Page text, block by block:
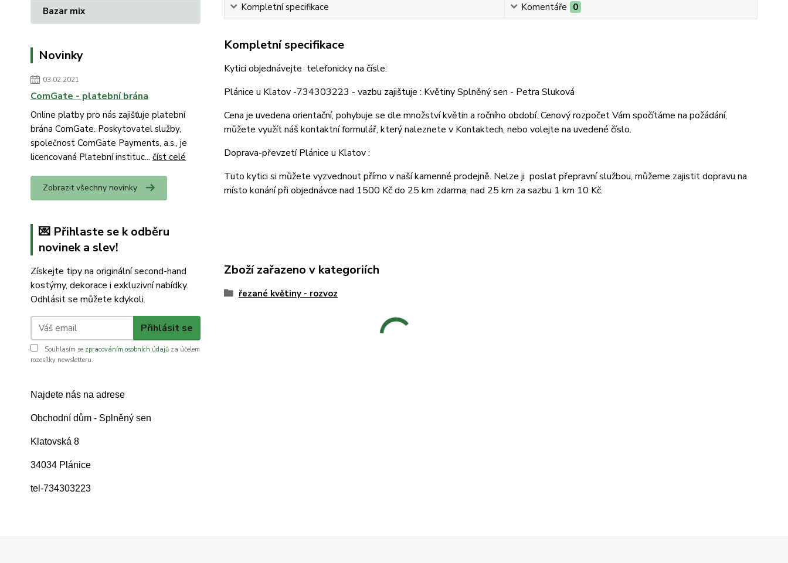
Bazar mix
Novinky
03.02.2021
ComGate - platební brána
Online platby pro nás zajišťuje platební
brána ComGate. Poskytovatel služby,
společnost ComGate Payments, a.s., je
licencovaná Platební instituc... číst celé
Zobrazit všechny novinky
💌 Přihlaste se k odběru
novinek a slev!
Získejte tipy na originální second-hand
kostýmy, dekorace i exkluzivní nabídky.
Odhlásit se můžete kdykoli.
Přihlásit se
Souhlasím se zpracováním osobních údajů za účelem
rozesílky newsletteru.
Najdete nás na adrese
Obchodní dům - Splněný sen
Klatovská 8
34034 Plánice
tel-734303223
Kompletní specifikace Komentáře 0
Kompletní specifikace
Kytici objednávejte telefonicky na čísle:
Plánice u Klatov -734303223 - vazbu zajištuje : Květiny Splněný sen - Petra Sluková
Cena je uvedena orientační, pohybuje se dle množství květin a ročního období. Cenový rozpočet Vám spočítáme na požádání,
můžete využít náš kontaktní formulář, který naleznete v Kontaktech, nebo volejte na uvedené číslo.
Doprava-převzetí Plánice u Klatov :
Tuto kytici si můžete vyzvednout přímo v naší kamenné prodejně. Nelze ji poslat přepravní službou, můžeme zajistit dopravu na
místo konání při objednávce nad 1500 Kč do 25 km zdarma, nad 25 km za sazbu 1 km 10 Kč.
Zboží zařazeno v kategoriích
řezané květiny - rozvoz